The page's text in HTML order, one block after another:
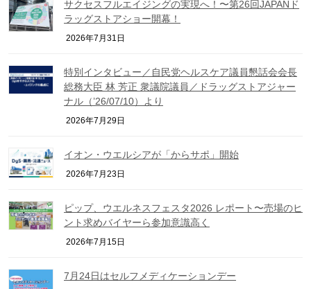
サクセスフルエイジングの実現へ！〜第26回JAPANド
ラッグストアショー開幕！
2026年7月31日
特別インタビュー／自民党ヘルスケア議員懇話会会長
総務大臣 林 芳正 衆議院議員／ドラッグストアジャー
ナル（’26/07/10）より
2026年7月29日
イオン・ウエルシアが「からサポ」開始
2026年7月23日
ピップ、ウエルネスフェスタ2026 レポート〜売場のヒ
ント求めバイヤーら参加意識高く
2026年7月15日
7月24日はセルフメディケーションデー